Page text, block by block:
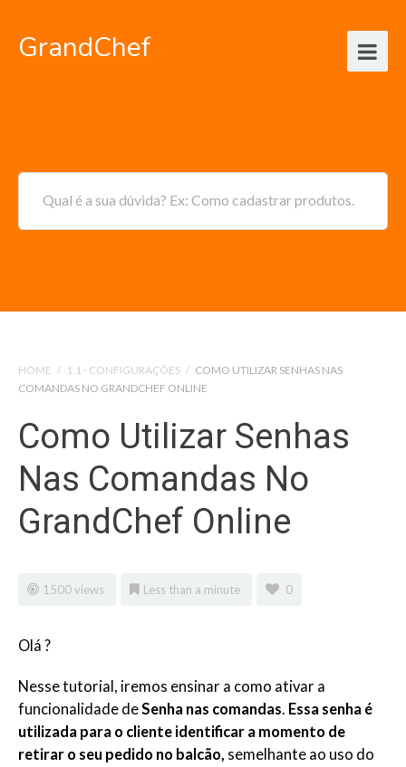
GrandChef
Qual é a sua dúvida? Ex: Como cadastrar produtos.
HOME / 1.1 - CONFIGURAÇÕES / COMO UTILIZAR SENHAS NAS
COMANDAS NO GRANDCHEF ONLINE
Como Utilizar Senhas
Nas Comandas No
GrandChef Online
1500 views Less than a minute 0
Olá ?
Nesse tutorial, iremos ensinar a como ativar a
funcionalidade deSenha nas comandas. Essa senha é
utilizada para o cliente identificar a momento de
retirar o seu pedido no balcão, semelhante ao uso do